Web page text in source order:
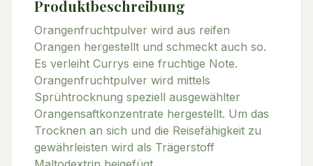
Produktbeschreibung
Orangenfruchtpulver wird aus reifen
Orangen hergestellt und schmeckt auch so.
Es verleiht Currys eine fruchtige Note.
Orangenfruchtpulver wird mittels
Sprühtrocknung speziell ausgewählter
Orangensaftkonzentrate hergestellt. Um das
Trocknen an sich und die Reisefähigkeit zu
gewährleisten wird als Trägerstoff